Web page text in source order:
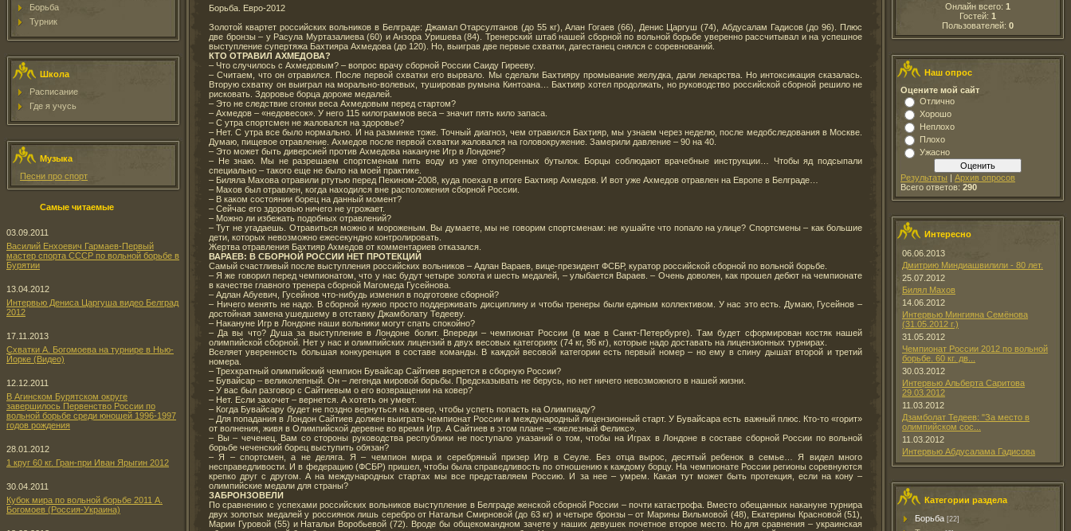
Борьба
Турник
Школа
Расписание
Где я учусь
Музыка
Песни про спорт
Самые читаемые
03.09.2011
Василий Енхоевич Гармаев-Первый
мастер спорта СССР по вольной борьбе в
Бурятии
13.04.2012
Интервью Дениса Царгуша видео Белград
2012
17.11.2013
Схватки А. Богомоева на турнире в Нью-
Йорке (Видео)
12.12.2011
В Агинском Бурятском округе
завершилось Первенство России по
вольной борьбе среди юношей 1996-1997
годов рождения
28.01.2012
1 круг 60 кг. Гран-при Иван Ярыгин 2012
30.04.2011
Кубок мира по вольной борьбе 2011 А.
Богомоев (Россия-Украина)
Борьба. Евро-2012
Золотой квартет российских вольников в Белграде: Джамал Отарсултанов (до 55 кг), Алан Гогаев (66), Денис Царгуш (74), Абдусалам Гадисов (до 96). Плюс
две бронзы – у Расула Муртазалиева (60) и Анзора Уришева (84). Тренерский штаб нашей сборной по вольной борьбе уверенно рассчитывал и на успешное
выступление супертяжа Бахтияра Ахмедова (до 120). Но, выиграв две первые схватки, дагестанец снялся с соревнований.
КТО ОТРАВИЛ АХМЕДОВА?
– Что случилось с Ахмедовым? – вопрос врачу сборной России Саиду Гирееву.
– Считаем, что он отравился. После первой схватки его вырвало. Мы сделали Бахтияру промывание желудка, дали лекарства. Но интоксикация сказалась.
Вторую схватку он выиграл на морально-волевых, тушировав румына Кинтоана… Бахтияр хотел продолжать, но руководство российской сборной решило не
рисковать. Здоровье борца дороже медалей.
– Это не следствие сгонки веса Ахмедовым перед стартом?
– Ахмедов – «недовесок». У него 115 килограммов веса – значит пять кило запаса.
– С утра спортсмен не жаловался на здоровье?
– Нет. С утра все было нормально. И на разминке тоже. Точный диагноз, чем отравился Бахтияр, мы узнаем через неделю, после медобследования в Москве.
Думаю, пищевое отравление. Ахмедов после первой схватки жаловался на головокружение. Замерили давление – 90 на 40.
– Это может быть диверсией против Ахмедова накануне Игр в Лондоне?
– Не знаю. Мы не разрешаем спортсменам пить воду из уже откупоренных бутылок. Борцы соблюдают врачебные инструкции… Чтобы яд подсыпали
специально – такого еще не было на моей практике.
– Биляла Махова отравили ртутью перед Пекином-2008, куда поехал в итоге Бахтияр Ахмедов. И вот уже Ахмедов отравлен на Европе в Белграде…
– Махов был отравлен, когда находился вне расположения сборной России.
– В каком состоянии борец на данный момент?
– Сейчас его здоровью ничего не угрожает.
– Можно ли избежать подобных отравлений?
– Тут не угадаешь. Отравиться можно и мороженым. Вы думаете, мы не говорим спортсменам: не кушайте что попало на улице? Спортсмены – как большие
дети, которых невозможно ежесекундно контролировать.
Жертва отравления Бахтияр Ахмедов от комментариев отказался.
ВАРАЕВ: В СБОРНОЙ РОССИИ НЕТ ПРОТЕКЦИЙ
Самый счастливый после выступления российских вольников – Адлан Вараев, вице-президент ФСБР, куратор российской сборной по вольной борьбе.
– Я же говорил перед чемпионатом, что у нас будут четыре золота и шесть медалей, – улыбается Вараев. – Очень доволен, как прошел дебют на чемпионате
в качестве главного тренера сборной Магомеда Гусейнова.
– Адлан Абуевич, Гусейнов что-нибудь изменил в подготовке сборной?
– Ничего менять не надо. В сборной нужно просто поддерживать дисциплину и чтобы тренеры были единым коллективом. У нас это есть. Думаю, Гусейнов –
достойная замена ушедшему в отставку Джамболату Тедееву.
– Накануне Игр в Лондоне наши вольники могут спать спокойно?
– Да вы что? Душа за выступление в Лондоне болит. Впереди – чемпионат России (в мае в Санкт-Петербурге). Там будет сформирован костяк нашей
олимпийской сборной. Нет у нас и олимпийских лицензий в двух весовых категориях (74 кг, 96 кг), которые надо доставать на лицензионных турнирах.
Вселяет уверенность большая конкуренция в составе команды. В каждой весовой категории есть первый номер – но ему в спину дышат второй и третий
номера.
– Трехкратный олимпийский чемпион Бувайсар Сайтиев вернется в сборную России?
– Бувайсар – великолепный. Он – легенда мировой борьбы. Предсказывать не берусь, но нет ничего невозможного в нашей жизни.
– У вас был разговор с Сайтиевым о его возвращении на ковер?
– Нет. Если захочет – вернется. А хотеть он умеет.
– Когда Бувайсару будет не поздно вернуться на ковер, чтобы успеть попасть на Олимпиаду?
– Для попадания в Лондон Сайтиев должен выиграть чемпионат России и международный лицензионный старт. У Бувайсара есть важный плюс. Кто-то «горит»
от волнения, живя в Олимпийской деревне во время Игр. А Сайтиев в этом плане – «железный Феликс».
– Вы – чеченец. Вам со стороны руководства республики не поступало указаний о том, чтобы на Играх в Лондоне в составе сборной России по вольной
борьбе чеченский борец выступить обязан?
– Я – спортсмен, а не деляга. Я – чемпион мира и серебряный призер Игр в Сеуле. Без отца вырос, десятый ребенок в семье… Я видел много
несправедливости. И в федерацию (ФСБР) пришел, чтобы была справедливость по отношению к каждому борцу. На чемпионате России регионы соревнуются
крепко друг с другом. А на международных стартах мы все представляем Россию. И за нее – умрем. Какая тут может быть протекция, если на кону –
олимпийские медали для страны?
ЗАБРОНЗОВЕЛИ
По сравнению с успехами российских вольников выступление в Белграде женской сборной России – почти катастрофа. Вместо обещанных накануне турнира
двух золотых медалей у россиянок лишь серебро от Натальи Смирновой (до 63 кг) и четыре бронзы – от Марины Вильмовой (48), Екатерины Красновой (51),
Марии Гуровой (55) и Натальи Воробьевой (72). Вроде бы общекомандном зачете у наших девушек почетное второе место. Но для сравнения – украинская
Онлайн всего: 1
Гостей: 1
Пользователей: 0
Наш опрос
Оцените мой сайт
Отлично
Хорошо
Неплохо
Плохо
Ужасно
Результаты | Архив опросов
Всего ответов: 290
Интересно
06.06.2013
Дмитрию Миндиашвилили - 80 лет.
25.07.2012
Билял Махов
14.06.2012
Интервью Мингияна Семёнова
(31.05.2012 г.)
31.05.2012
Чемпионат России 2012 по вольной
борьбе. 60 кг. дв...
30.03.2012
Интервью Альберта Саритова
29.03.2012
11.03.2012
Дзамболат Тедеев: "За место в
олимпийском сос...
11.03.2012
Интервью Абдусалама Гадисова
Категории раздела
Борьба [22]